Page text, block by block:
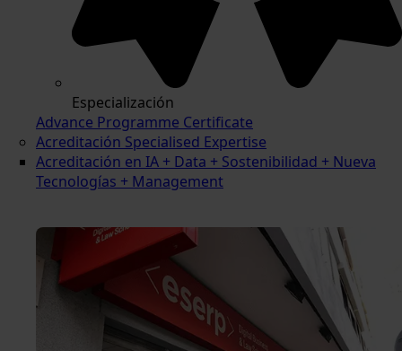
Especialización
Advance Programme Certificate
Acreditación Specialised Expertise
Acreditación en IA + Data + Sostenibilidad + Nueva
Tecnologías + Management